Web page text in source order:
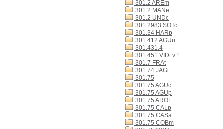
301.2 AREm
301.2 MANe
301.2 UNDc
301.2983 SOTc
301.34 HARp
301.412 AGUu
301.431.4
301.451 VIDt v.1
301.7 FRAt
301.74 JAGi
301.75
301.75 AGUc
301.75 AGUp
301.75 AROf
301.75 CALp
301.75 CASa
301.75 COBm